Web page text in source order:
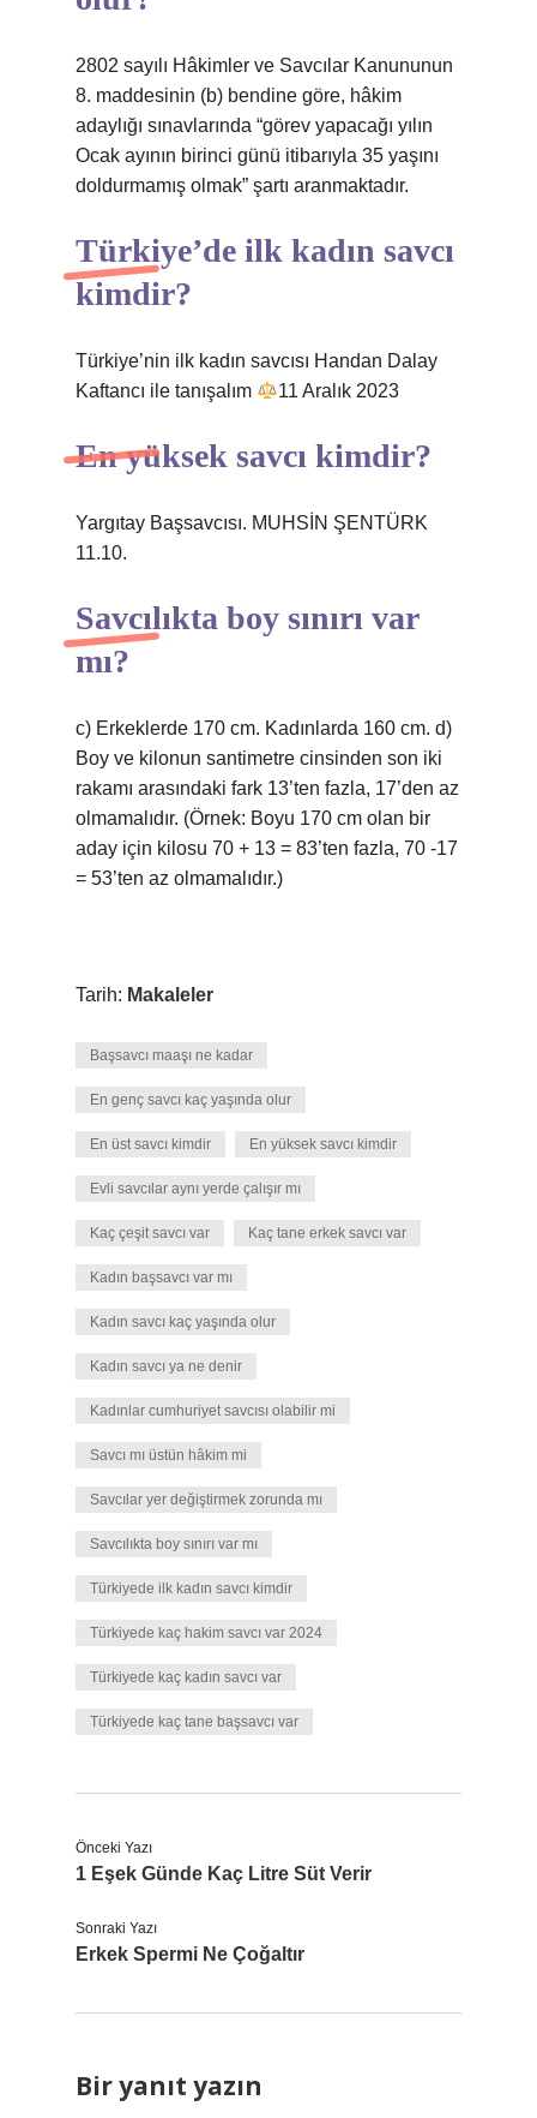
2802 sayılı Hâkimler ve Savcılar Kanununun
8. maddesinin (b) bendine göre, hâkim
adaylığı sınavlarında “görev yapacağı yılın
Ocak ayının birinci günü itibarıyla 35 yaşını
doldurmamış olmak” şartı aranmaktadır.
Türkiye’de ilk kadın savcı
kimdir?
Türkiye’nin ilk kadın savcısı Handan Dalay
Kaftancı ile tanışalım
11 Aralık 2023
En yüksek savcı kimdir?
Yargıtay Başsavcısı. MUHSİN ŞENTÜRK
11.10.
Savcılıkta boy sınırı var
mı?
c) Erkeklerde 170 cm. Kadınlarda 160 cm. d)
Boy ve kilonun santimetre cinsinden son iki
rakamı arasındaki fark 13’ten fazla, 17’den az
olmamalıdır. (Örnek: Boyu 170 cm olan bir
aday için kilosu 70 + 13 = 83’ten fazla, 70 -17
= 53’ten az olmamalıdır.)
Tarih: Makaleler
Başsavcı maaşı ne kadar
En genç savcı kaç yaşında olur
En üst savcı kimdir En yüksek savcı kimdir
Evli savcılar aynı yerde çalışır mı
Kaç çeşit savcı var Kaç tane erkek savcı var
Kadın başsavcı var mı
Kadın savcı kaç yaşında olur
Kadın savcı ya ne denir
Kadınlar cumhuriyet savcısı olabilir mi
Savcı mı üstün hâkim mi
Savcılar yer değiştirmek zorunda mı
Savcılıkta boy sınırı var mı
Türkiyede ilk kadın savcı kimdir
Türkiyede kaç hakim savcı var 2024
Türkiyede kaç kadın savcı var
Türkiyede kaç tane başsavcı var
Önceki Yazı
1 Eşek Günde Kaç Litre Süt Verir
Sonraki Yazı
Erkek Spermi Ne Çoğaltır
Bir yanıt yazın